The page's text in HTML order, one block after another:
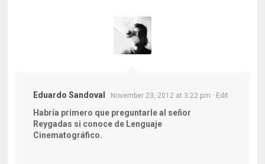
Eduardo Sandoval November 23, 2012 at 3:22 pm · Edit
Habría primero que preguntarle al señor
Reygadas si conoce de Lenguaje
Cinematográfico.